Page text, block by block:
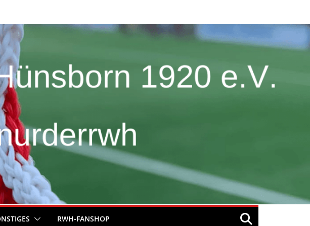
RWH-FANSHOP